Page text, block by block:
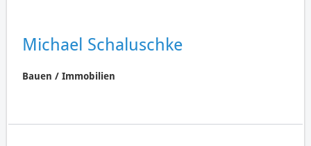
Michael Schaluschke
Bauen / Immobilien